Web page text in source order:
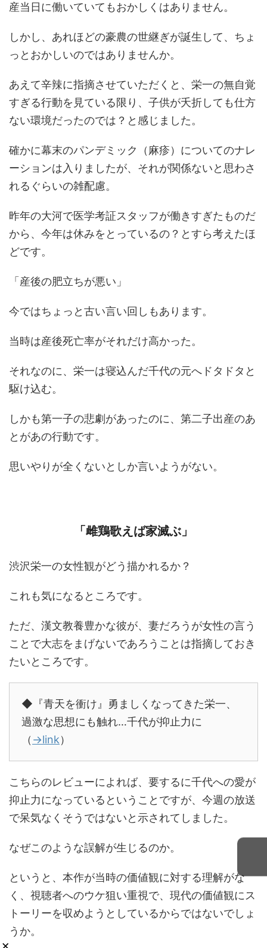
産当日に働いていてもおかしくはありません。
しかし、あれほどの豪農の世継ぎが誕生して、ちょ
っとおかしいのではありませんか。
あえて辛辣に指摘させていただくと、栄一の無自覚
すぎる行動を見ている限り、子供が夭折しても仕方
ない環境だったのでは？と感じました。
確かに幕末のパンデミック（麻疹）についてのナレ
ーションは入りましたが、それが関係ないと思わさ
れるぐらいの雑配慮。
昨年の大河で医学考証スタッフが働きすぎたものだ
から、今年は休みをとっているの？とすら考えたほ
どです。
「産後の肥立ちが悪い」
今ではちょっと古い言い回しもあります。
当時は産後死亡率がそれだけ高かった。
それなのに、栄一は寝込んだ千代の元へドタドタと
駆け込む。
しかも第一子の悲劇があったのに、第二子出産のあ
とがあの行動です。
思いやりが全くないとしか言いようがない。
「雌鶏歌えば家滅ぶ」
渋沢栄一の女性観がどう描かれるか？
これも気になるところです。
ただ、漢文教養豊かな彼が、妻だろうが女性の言う
ことで大志をまげないであろうことは指摘しておき
たいところです。
◆『青天を衝け』勇ましくなってきた栄一、
過激な思想にも触れ…千代が抑止力に
（ →link）
こちらのレビューによれば、要するに千代への愛が
抑止力になっているということですが、今週の放送
で呆気なくそうではないと示されてしました。
なぜこのような誤解が生じるのか。
というと、本作が当時の価値観に対する理解がな
く、視聴者へのウケ狙い重視で、現代の価値観にス
トーリーを収めようとしているからではないでしょ
うか。